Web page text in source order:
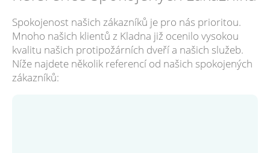
Spokojenost našich zákazníků je pro nás prioritou.
Mnoho našich klientů z Kladna již ocenilo vysokou
kvalitu našich protipožárních dveří a našich služeb.
Níže najdete několik referencí od našich spokojených
zákazníků: